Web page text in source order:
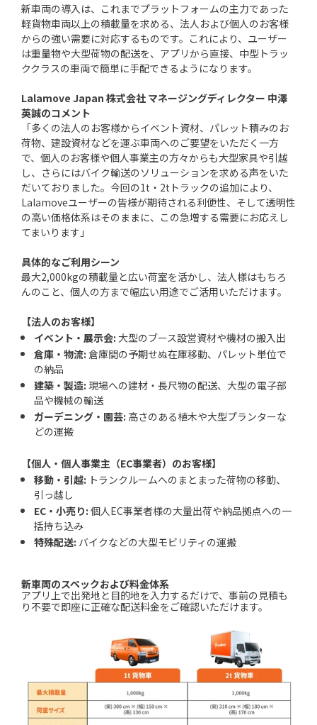
新車両の導入は、これまでプラットフォームの主力であった
軽貨物車両以上の積載量を求める、法人および個人のお客様
からの強い需要に対応するものです。これにより、ユーザー
は重量物や大型荷物の配送を、アプリから直接、中型トラッ
ククラスの車両で簡単に手配できるようになります。
Lalamove Japan 株式会社 マネージングディレクター 中澤
英誠のコメント
「多くの法人のお客様からイベント資材、パレット積みのお
荷物、建設資材などを運ぶ車両へのご要望をいただく一方
で、個人のお客様や個人事業主の方々からも大型家具や引越
し、さらにはバイク輸送のソリューションを求める声をいた
だいておりました。今回の1t・2tトラックの追加により、
Lalamoveユーザーの皆様が期待される利便性、そして透明性
の高い価格体系はそのままに、この急増する需要にお応えし
てまいります」
具体的なご利用シーン
最大2,000kgの積載量と広い荷室を活かし、法人様はもちろ
んのこと、個人の方まで幅広い用途でご活用いただけます。
【法人のお客様】
イベント・展示会: 大型のブース設営資材や機材の搬入出
倉庫・物流: 倉庫間の予期せぬ在庫移動、パレット単位で
の納品
建築・製造: 現場への建材・長尺物の配送、大型の電子部
品や機械の輸送
ガーデニング・園芸: 高さのある植木や大型プランターな
どの運搬
【個人・個人事業主（EC事業者）のお客様】
移動・引越: トランクルームへのまとまった荷物の移動、
引っ越し
EC・小売り: 個人EC事業者様の大量出荷や納品拠点への一
括持ち込み
特殊配送: バイクなどの大型モビリティの運搬
新車両のスペックおよび料金体系
アプリ上で出発地と目的地を入力するだけで、事前の見積も
り不要で即座に正確な配送料金をご確認いただけます。